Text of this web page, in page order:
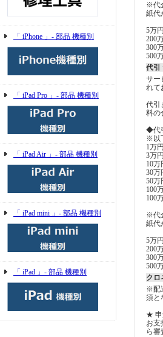
「 iPhone 」- 部品 機種別
「 iPad Pro 」- 部品 機種別
「 iPad Air 」- 部品 機種別
「 iPad mini 」- 部品 機種別
「 iPad 」- 部品 機種別
※代
紙代
5万
500
代
サー
れて
代引
料の
◆代
※以
1万
3万
10万
30万
50万
100
100
※代
紙代
5万
500
クロ
※配
須と
★
お支
ら審